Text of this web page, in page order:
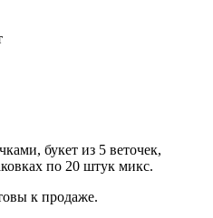
букет из 5 веточек,
по 20 штук микс.
к продаже.